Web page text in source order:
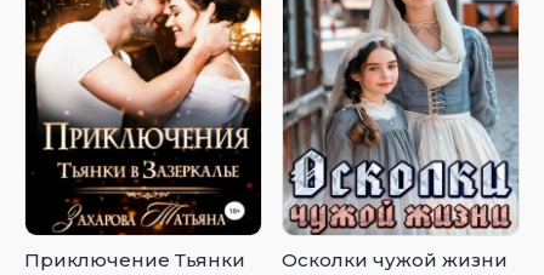
Приключение Тьянки
Осколки чужой жизни